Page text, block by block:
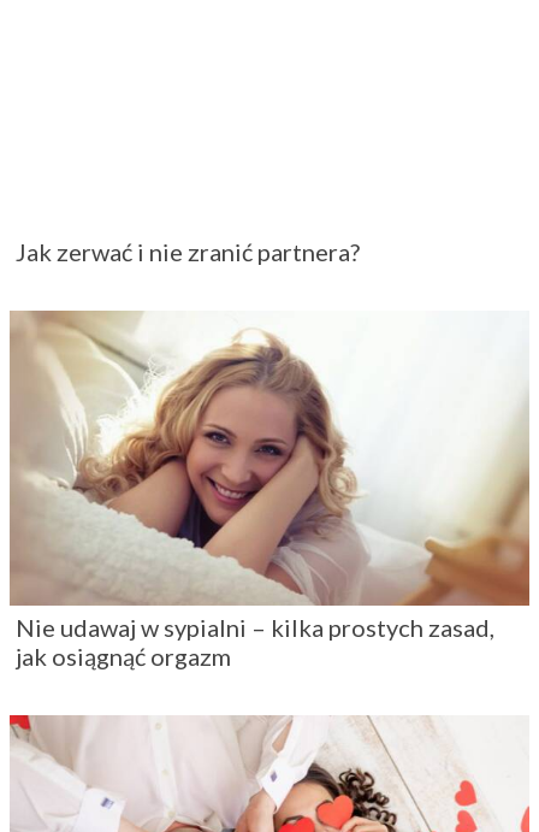
Jak zerwać i nie zranić partnera?
Nie udawaj w sypialni – kilka prostych zasad,
jak osiągnąć orgazm